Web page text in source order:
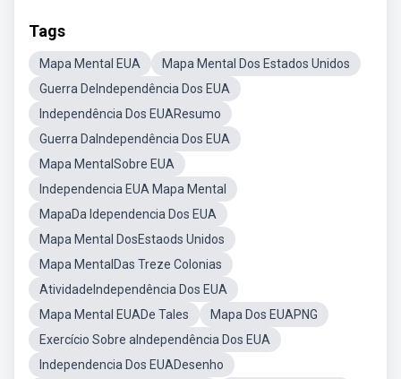
Tags
Mapa Mental EUA
Mapa Mental Dos Estados Unidos
Guerra DeIndependência Dos EUA
Independência Dos EUAResumo
Guerra DaIndependência Dos EUA
Mapa MentalSobre EUA
Independencia EUA Mapa Mental
MapaDa Idependencia Dos EUA
Mapa Mental DosEstaods Unidos
Mapa MentalDas Treze Colonias
AtividadeIndependência Dos EUA
Mapa Mental EUADe Tales
Mapa Dos EUAPNG
Exercício Sobre aIndependência Dos EUA
Independencia Dos EUADesenho